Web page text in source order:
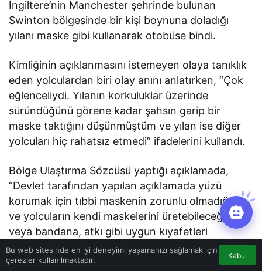
İngiltere’nin Manchester şehrinde bulunan
Swinton bölgesinde bir kişi boynuna doladığı
yılanı maske gibi kullanarak otobüse bindi.
Kimliğinin açıklanmasını istemeyen olaya tanıklık
eden yolculardan biri olay anını anlatırken, “Çok
eğlenceliydi. Yılanın korkuluklar üzerinde
süründüğünü görene kadar şahsın garip bir
maske taktığını düşünmüştüm ve yılan ise diğer
yolcuları hiç rahatsız etmedi” ifadelerini kullandı.
Bölge Ulaştırma Sözcüsü yaptığı açıklamada,
“Devlet tarafından yapılan açıklamada yüzü
korumak için tıbbi maskenin zorunlu olmadığını
ve yolcuların kendi maskelerini üretebileceğini
veya bandana, atkı gibi uygun kıyafetleri
kullanabileceklerini açıkça belirtiliyor. Ancak bu
açıklamanın yılan derisi kullanmaya izin verdiğini
Bu web sitesinde en iyi deneyimi yaşamanızı sağlamak için
çerezler kullanılmaktadır.
Kabul